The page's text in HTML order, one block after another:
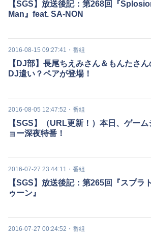
【SGS】放送後記：第268回『
Man』feat. SA-NON
2016-08-15 09:27:41 ・ 番組
【DJ部】長尾ちえみさん＆もんたさん
DJ遣い？ペアが登場！
2016-08-05 12:47:52 ・ 番組
【SGS】（URL更新！）本日、ゲーム
ョー深夜特番！
2016-07-27 23:44:11 ・ 番組
【SGS】放送後記：第265回『スプラト
ゥーン』
2016-07-27 00:24:52 ・ 番組